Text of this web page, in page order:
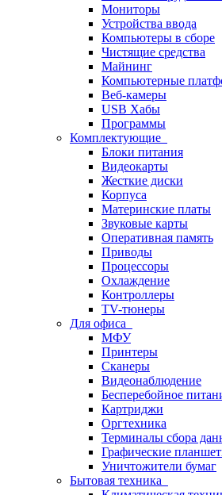
Мониторы
Устройства ввода
Компьютеры в сборе
Чистящие средства
Майнинг
Компьютерные
Веб-камеры
USB Хабы
Программы
Комплектующие
Блоки питания
Видеокарты
Жесткие диски
Корпуса
Материнские платы
Звуковые карты
Оперативная память
Приводы
Процессоры
Охлаждение
Контроллеры
TV-тюнеры
Для офиса
МФУ
Принтеры
Сканеры
Видеонаблюдение
Бесперебойное
Картриджи
Оргтехника
Терминалы сбора
Графические
Уничтожители бумаг
Бытовая техника